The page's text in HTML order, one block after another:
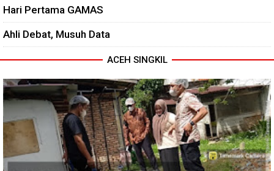
Hari Pertama GAMAS
Ahli Debat, Musuh Data
ACEH SINGKIL